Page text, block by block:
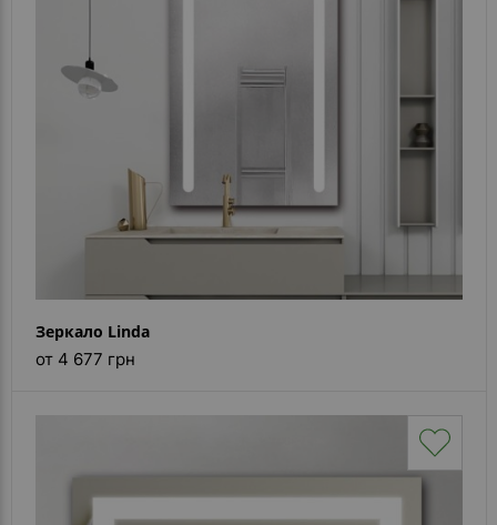
Зеркало Linda
от 4 677 грн